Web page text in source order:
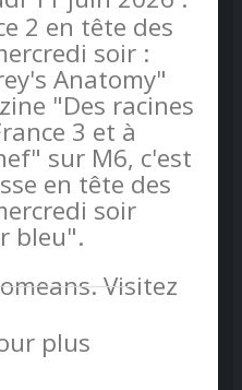
2 en tête des
soir :
Anatomy"
"Des racines
3 et à
sur M6, c'est
en tête des
soir
bleu".
Visitez
de-
plus